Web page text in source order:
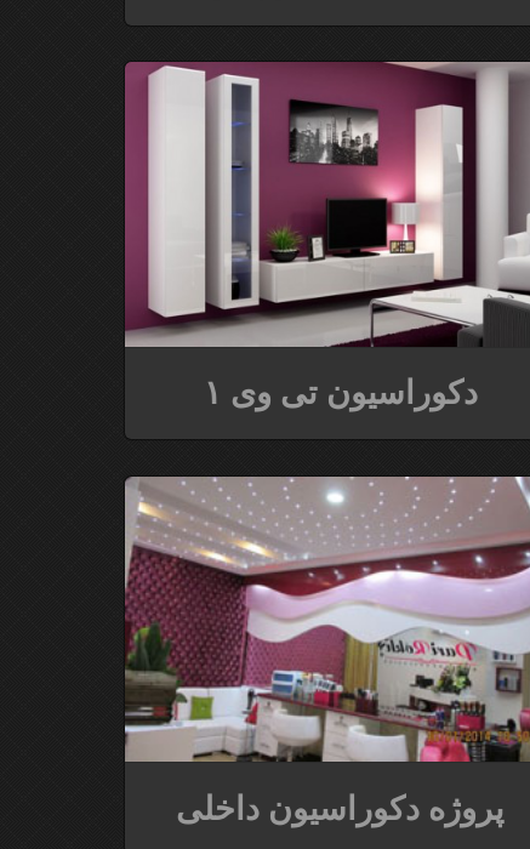
دکوراسیون تی وی ۱
پروژه دکوراسیون داخلی